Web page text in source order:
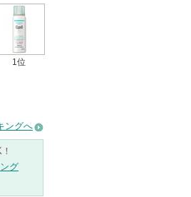
1位
ングへ
グ